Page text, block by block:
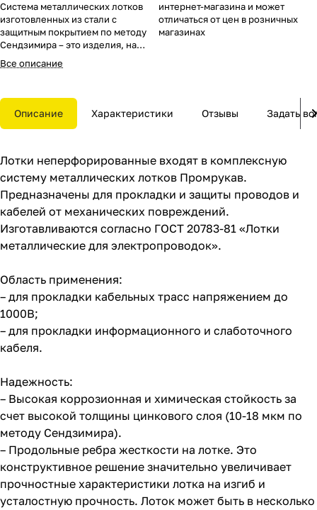
Система металлических лотков
изготовленных из стали с
защитным покрытием по методу
Сендзимира – это изделия, на
которых защитное цинковое
покрытие было нанесено на
изготовлением. Толщина
защитного покрытия варьируется
от 10 до 22мкм. Климатическое
помещении и под навесом, при
до +150°С.
Все описание
интернет-магазина и может
отличаться от цен в розничных
магазинах
Описание Характеристики Отзывы Задать
Лотки неперфорированные входят в комплексную
систему металлических лотков Промрукав.
Предназначены для прокладки и защиты проводов и
кабелей от механических повреждений.
Изготавливаются согласно ГОСТ 20783-81 «Лотки
металлические для электропроводок».
Область применения:
– для прокладки кабельных трасс напряжением до
1000В;
– для прокладки информационного и слаботочного
кабеля.
Надежность:
– Высокая коррозионная и химическая стойкость за
счет высокой толщины цинкового слоя (10-18 мкм по
методу Сендзимира).
– Продольные ребра жесткости на лотке. Это
конструктивное решение значительно увеличивает
прочностные характеристики лотка на изгиб и
усталостную прочность. Лоток может быть в несколько